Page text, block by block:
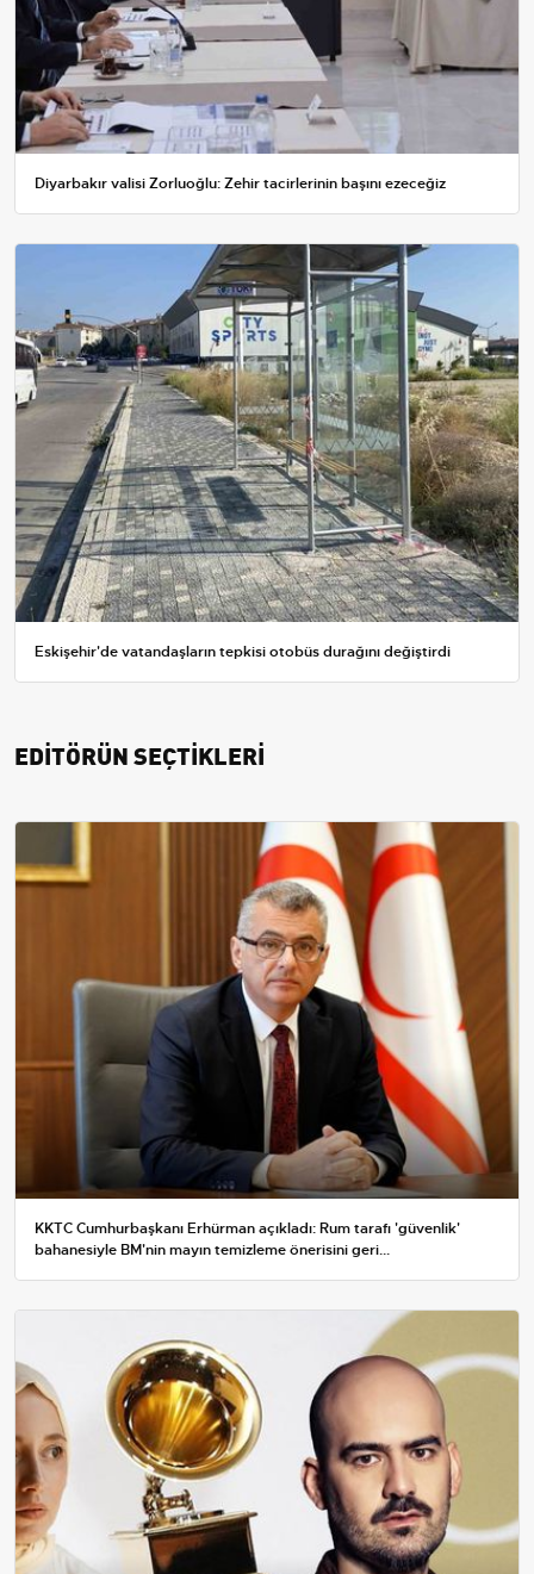
Diyarbakır valisi Zorluoğlu: Zehir tacirlerinin başını ezeceğiz
Eskişehir'de vatandaşların tepkisi otobüs durağını değiştirdi
EDİTÖRÜN SEÇTİKLERİ
KKTC Cumhurbaşkanı Erhürman açıkladı: Rum tarafı 'güvenlik'
bahanesiyle BM'nin mayın temizleme önerisini geri...